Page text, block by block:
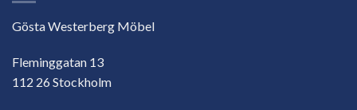
Gösta Westerberg Möbel
Fleminggatan 13
112 26 Stockholm